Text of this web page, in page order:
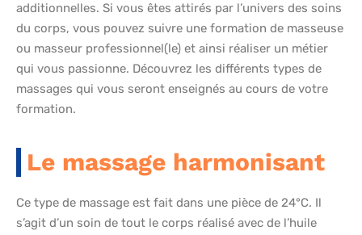
additionnelles. Si vous êtes attirés par l’univers des soins
du corps, vous pouvez suivre une formation de masseuse
ou masseur professionnel(le) et ainsi réaliser un métier
qui vous passionne. Découvrez les différents types de
massages qui vous seront enseignés au cours de votre
formation.
Le massage harmonisant
Ce type de massage est fait dans une pièce de 24°C. Il
s’agit d’un soin de tout le corps réalisé avec de l’huile